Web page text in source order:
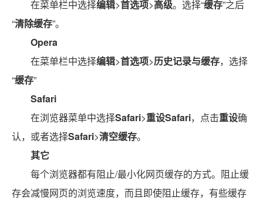
在菜单栏中选择编辑>首选项>高级。选择“缓存”之后
“清除缓存”。
Opera
在菜单栏中选择编辑>首选项>历史记录与缓存，选择
“缓存”
Safari
在浏览器菜单中选择Safari>重设Safari，点击重设确
认，或者选择Safari>清空缓存。
其它
每个浏览器都有阻止/最小化网页缓存的方式。阻止缓
存会减慢网页的浏览速度，而且即使阻止缓存，有些缓存